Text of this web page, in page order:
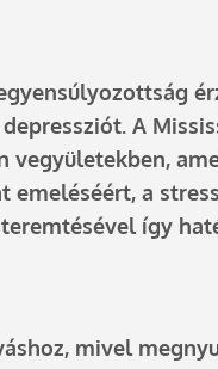
A
a
így
mivel